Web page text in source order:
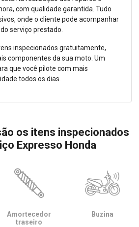
com qualidade garantida. Tudo
onde o cliente pode acompanhar
serviço prestado.
inspecionados gratuitamente,
componentes da sua moto. Um
que você pilote com mais
todos os dias.
os itens inspecionados
Expresso Honda
Amortecedor
traseiro
Buzina